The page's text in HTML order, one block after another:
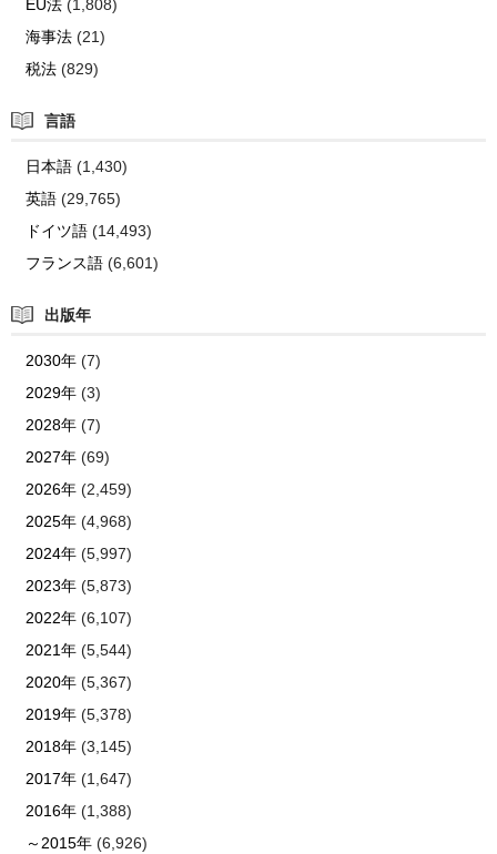
EU法(1,808)
海事法(21)
税法(829)
言語
日本語(1,430)
英語(29,765)
ドイツ語(14,493)
フランス語(6,601)
出版年
2030年(7)
2029年(3)
2028年(7)
2027年(69)
2026年(2,459)
2025年(4,968)
2024年(5,997)
2023年(5,873)
2022年(6,107)
2021年(5,544)
2020年(5,367)
2019年(5,378)
2018年(3,145)
2017年(1,647)
2016年(1,388)
～2015年(6,926)